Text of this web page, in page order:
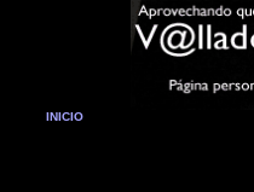
INICIO